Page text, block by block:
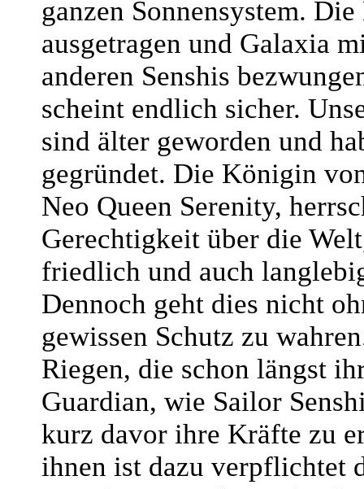
ganzen Sonnensystem.
ausgetragen und Galaxia
anderen Senshis
scheint endlich sicher.
sind älter geworden und
gegründet. Die Königin
Neo Queen Serenity,
Gerechtigkeit über die
friedlich und auch
Dennoch geht dies nicht
gewissen Schutz zu
Riegen, die schon längst
Guardian, wie Sailor
kurz davor ihre Kräfte zu
ihnen ist dazu verpflichtet